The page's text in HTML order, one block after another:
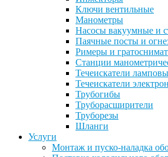
Ключи вентильные
Манометры
Насосы вакуумные и
Паячные посты и
Римеры и
Станции
Течеискатели
Течеискатели
Трубогибы
Труборасширители
Труборезы
Шланги
Услуги
Монтаж и пуско-наладка